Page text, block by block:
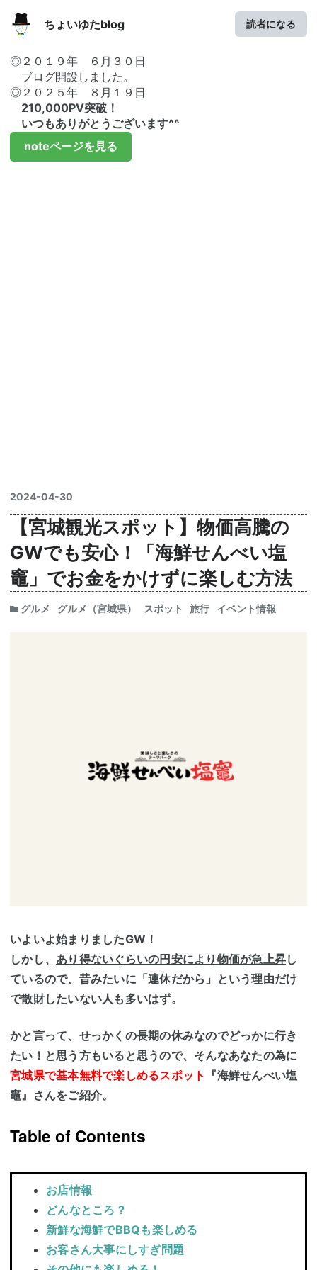
ちょいゆたblog 読者になる
◎２０１９年 ６月３０日
ブログ開設しました。
◎２０２５年 ８月１９日
210,000PV突破！
いつもありがとうございます^^
noteページを見る
2024-04-30
【宮城観光スポット】物価高騰の
GWでも安心！「海鮮せんべい塩
竈」でお金をかけずに楽しむ方法
グルメ グルメ（宮城県） スポット 旅行 イベント情報
いよいよ始まりましたGW！
しかし、 あり得ないぐらいの円安により物価が急上昇し
ているので、昔みたいに「連休だから」という理由だけ
で散財したいない人も多いはず。
かと言って、せっかくの長期の休みなのでどっかに行き
たい！と思う方もいると思うので、そんなあなたの為に
宮城県で基本無料で楽しめるスポット 『海鮮せんべい塩
竈』 さんをご紹介。
Table of Contents
お店情報
どんなところ？
新鮮な海鮮でBBQも楽しめる
お客さん大事にしすぎ問題